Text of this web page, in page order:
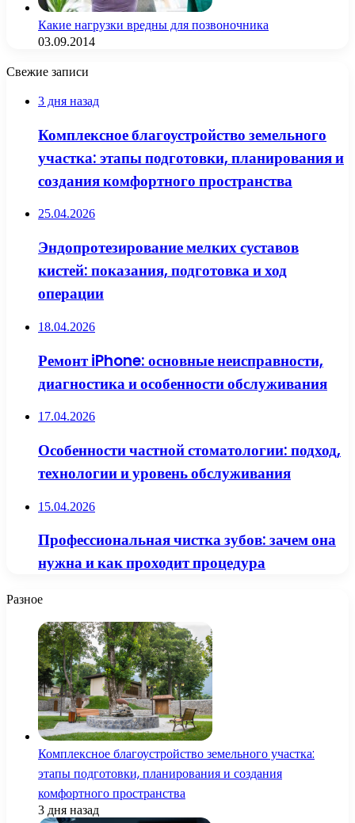
Какие нагрузки вредны для позвоночника
03.09.2014
Свежие записи
3 дня назад
Комплексное благоустройство земельного
участка: этапы подготовки, планирования и
создания комфортного пространства
25.04.2026
Эндопротезирование мелких суставов
кистей: показания, подготовка и ход
операции
18.04.2026
Ремонт iPhone: основные неисправности,
диагностика и особенности обслуживания
17.04.2026
Особенности частной стоматологии: подход,
технологии и уровень обслуживания
15.04.2026
Профессиональная чистка зубов: зачем она
нужна и как проходит процедура
Разное
Комплексное благоустройство земельного участка:
этапы подготовки, планирования и создания
комфортного пространства
3 дня назад